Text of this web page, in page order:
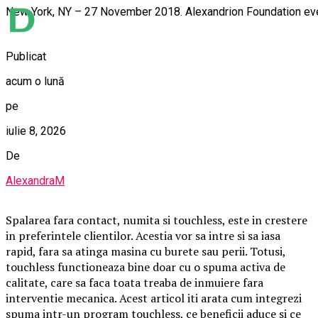
New York, NY – 27 November 2018. Alexandrion Foundation
Publicat
acum o lună
pe
iulie 8, 2026
De
AlexandraM
Spalarea fara contact, numita si touchless, este in crestere
in preferintele clientilor. Acestia vor sa intre si sa iasa
rapid, fara sa atinga masina cu burete sau perii. Totusi,
touchless functioneaza bine doar cu o spuma activa de
calitate, care sa faca toata treaba de inmuiere fara
interventie mecanica. Acest articol iti arata cum integrezi
spuma intr-un program touchless, ce beneficii aduce si ce